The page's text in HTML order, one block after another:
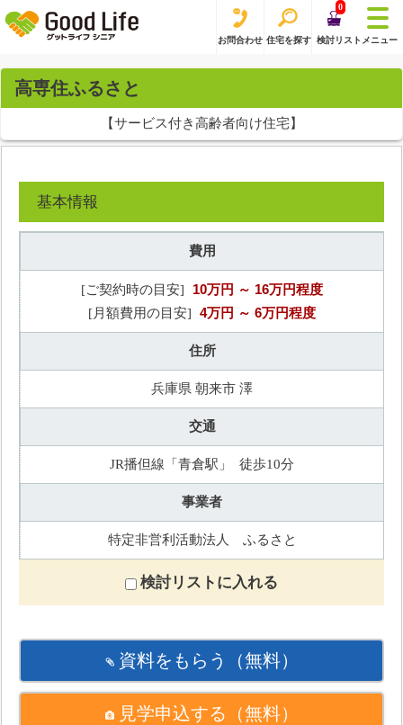
お問合わせ 住宅を探す
0
検討リスト メニュー
高専住ふるさと
【サービス付き高齢者向け住宅】
基本情報
費用
[ご契約時の目安] 10万円 ～ 16万円程度
[月額費用の目安] 4万円 ～ 6万円程度
住所
兵庫県 朝来市 澤
交通
JR播但線「青倉駅」 徒歩10分
事業者
特定非営利活動法人 ふるさと
検討リストに入れる
資料をもらう （無料）
見学申込する （無料）